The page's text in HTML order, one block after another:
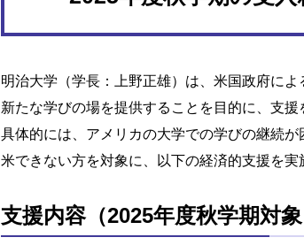
明治大学（学長：上野正雄）は、米国政府に
新たな学びの場を提供することを目的に、支援
具体的には、アメリカの大学での学びの継続
米できない方を対象に、以下の経済的支援を実
支援内容（2025年度秋学期対象